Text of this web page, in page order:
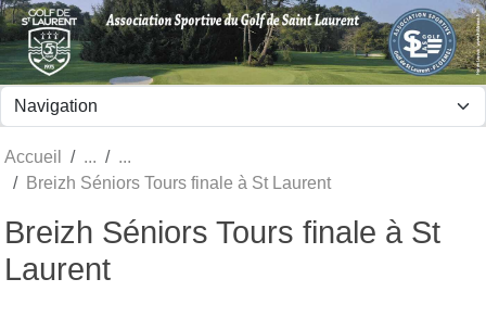
Accueil
Breizh Séniors Tours finale à St Laurent
Breizh Séniors Tours finale à St
Laurent
Panneau de gestion des cookies